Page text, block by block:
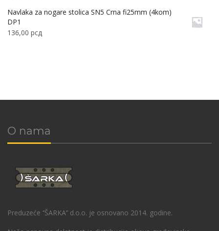
Navlaka za nogare stolica SN5 Crna fi25mm (4kom)
DP1
136,00 рсд
O nama
Preduzeće ‘’ŠARKA’’ d.o.o. je osnovano 2014. godine.